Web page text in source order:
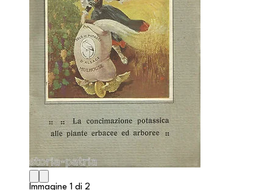
Immagine 1 di 2